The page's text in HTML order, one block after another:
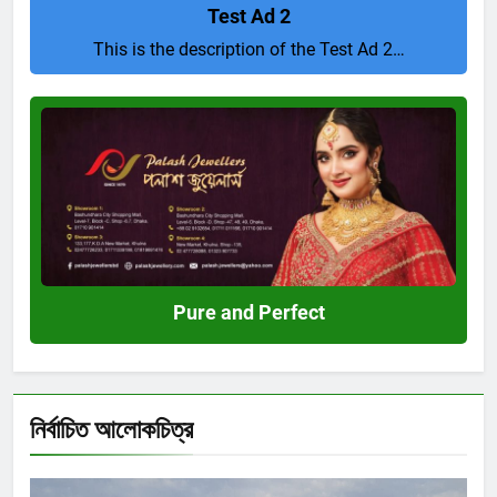
Test Ad 2
This is the description of the Test Ad 2…
Pure and Perfect
নির্বাচিত আলোকচিত্র